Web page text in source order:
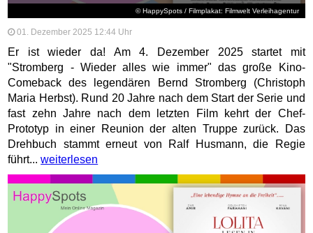
© HappySpots / Filmplakat: Filmwelt Verleihagentur
01. Dezember 2025 12:44 Uhr
Er ist wieder da! Am 4. Dezember 2025 startet mit
"Stromberg - Wieder alles wie immer" das große Kino-
Comeback des legendären Bernd Stromberg (Christoph
Maria Herbst). Rund 20 Jahre nach dem Start der Serie und
fast zehn Jahre nach dem letzten Film kehrt der Chef-
Prototyp in einer Reunion der alten Truppe zurück. Das
Drehbuch stammt erneut von Ralf Husmann, die Regie
führt...weiterlesen